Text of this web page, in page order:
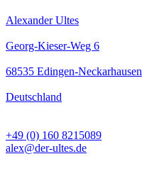
Alexander Ultes
Georg-Kieser-Weg 6
68535 Edingen-Neckarhausen
Deutschland
+49 (0) 160 8215089
alex@der-ultes.de